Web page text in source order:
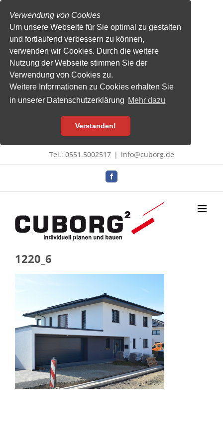
Verwendung von Cookies
Um unsere Webseite für Sie optimal zu gestalten
und fortlaufend verbessern zu können,
verwenden wir Cookies. Durch die weitere
Nutzung der Webseite stimmen Sie der
Verwendung von Cookies zu.
Weitere Informationen zu Cookies erhalten Sie
in unserer Datenschutzerklärung Mehr dazu
Verstanden!
Inhalt
Tel.: 0551.5002517 | info@cuborg.de
Facebook
1220_6